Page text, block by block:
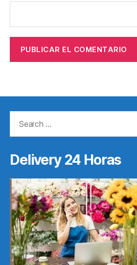
Delivery 24 Horas